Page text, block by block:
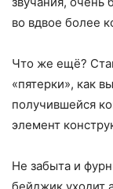
во вдвое более
Что же ещё?
«пятерки», как
получившейся
элемент
Не забыта и